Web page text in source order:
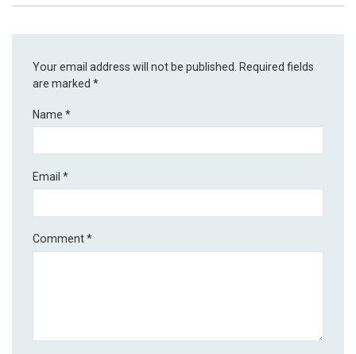
Your email address will not be published.
Required fields
are marked*
Name*
Email*
Comment*